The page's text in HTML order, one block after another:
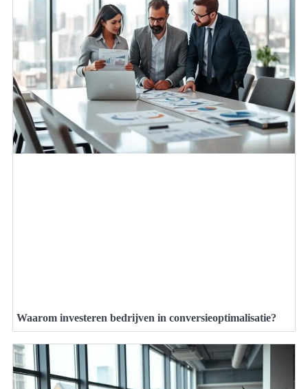
Waarom investeren bedrijven in conversieoptimalisatie?